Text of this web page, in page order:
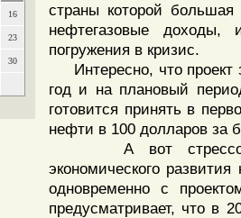
16
23
30
страны которой
нефтегазовые
погружения в кризис.
Интересно, что проект
год и на плановый
готовится принять в
нефти в 100 долларов за
А вот стрессовый
экономического
одновременно с
предусматривает, что в